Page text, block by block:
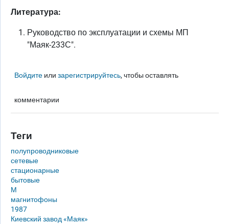
Литература:
Руководство по эксплуатации и схемы МП
"Маяк-233С".
Войдите илизарегистрируйтесь, чтобы оставлять
комментарии
Теги
полупроводниковые
сетевые
стационарные
бытовые
М
магнитофоны
1987
Киевский завод «Маяк»